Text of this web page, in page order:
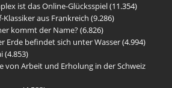
ist das Online-Glücksspiel(11.354)
aus Frankreich (9.286)
kommt der Name?(6.826)
Erde befindet sich unter Wasser(4.994)
(4.853)
von Arbeit und Erholung in der Schweiz